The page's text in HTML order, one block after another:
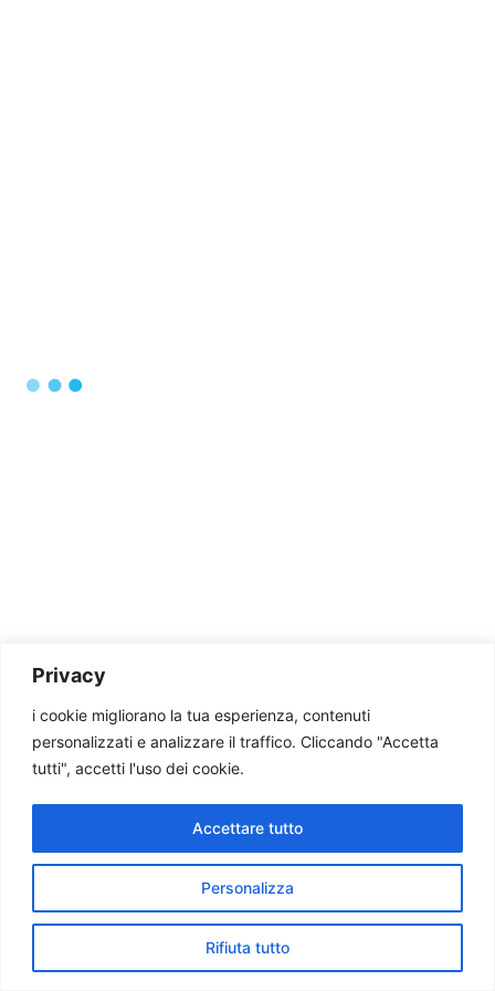
Privacy
i cookie migliorano la tua esperienza, contenuti
personalizzati e analizzare il traffico. Cliccando "Accetta
tutti", accetti l'uso dei cookie.
Personalizza
Rifiuta tutto
Accettare tutto
Home Cerca Telefono Whatsapp Tutti Prodotti